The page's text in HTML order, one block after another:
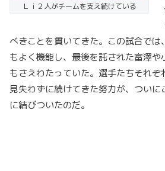
Ｌｉ２人がチームを支え続けている
べきことを貫いてきた。この試合では
もよく機能し、最後を託された富澤や
もさえわたっていた。選手たちそれぞ
見失わずに続けてきた努力が、つい
に結びついたのだ。